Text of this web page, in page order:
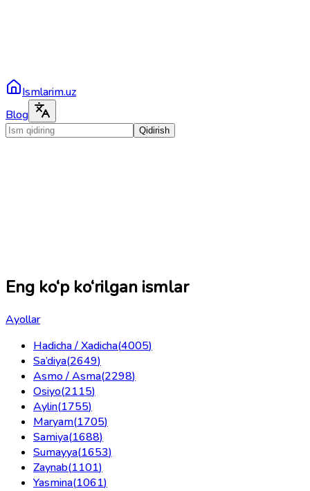
Ismlarim.uz
Blog
Qidirish
Eng ko‘p ko‘rilgan ismlar
Ayollar
Hadicha / Xadicha(4005)
Sa’diya(2649)
Asmo / Asma(2298)
Osiyo(2115)
Aylin(1755)
Maryam(1705)
Samiya(1688)
Sumayya(1653)
Zaynab(1101)
Yasmina(1061)